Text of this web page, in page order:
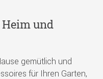
und
gemütlich und
für Ihren Garten,